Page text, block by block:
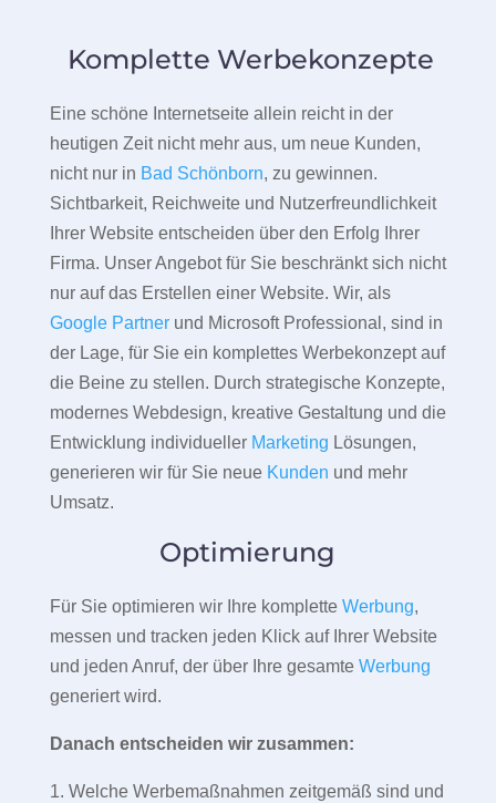
Komplette Werbekonzepte
Eine schöne Internetseite allein reicht in der
heutigen Zeit nicht mehr aus, um neue Kunden,
nicht nur in Bad Schönborn, zu gewinnen.
Sichtbarkeit, Reichweite und Nutzerfreundlichkeit
Ihrer Website entscheiden über den Erfolg Ihrer
Firma. Unser Angebot für Sie beschränkt sich nicht
nur auf das Erstellen einer Website. Wir, als
Google Partnerund Microsoft Professional, sind in
der Lage, für Sie ein komplettes Werbekonzept auf
die Beine zu stellen. Durch strategische Konzepte,
modernes Webdesign, kreative Gestaltung und die
Entwicklung individueller Marketing Lösungen,
generieren wir für Sie neue Kunden und mehr
Umsatz.
Optimierung
Für Sie optimieren wir Ihre komplette Werbung,
messen und tracken jeden Klick auf Ihrer Website
und jeden Anruf, der über Ihre gesamte Werbung
generiert wird.
Danach entscheiden wir zusammen:
1. Welche Werbemaßnahmen zeitgemäß sind und